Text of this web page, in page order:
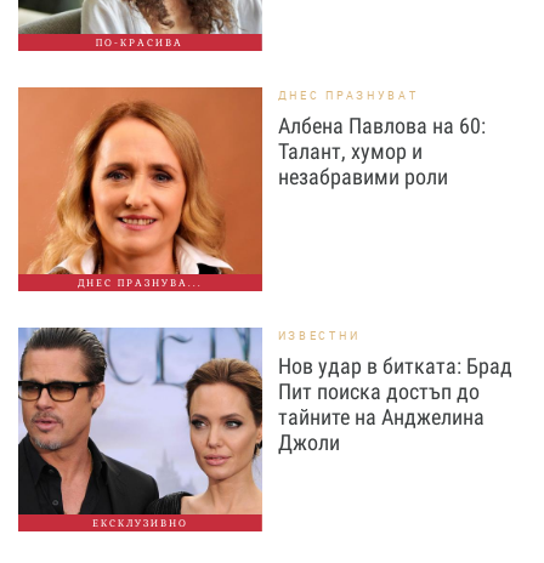
ПО-КРАСИВА
ДНЕС ПРАЗНУВА...
ДНЕС ПРАЗНУВАТ
Албена Павлова на 60:
Талант, хумор и
незабравими роли
ЕКСКЛУЗИВНО
ИЗВЕСТНИ
Нов удар в битката: Брад
Пит поиска достъп до
тайните на Анджелина
Джоли